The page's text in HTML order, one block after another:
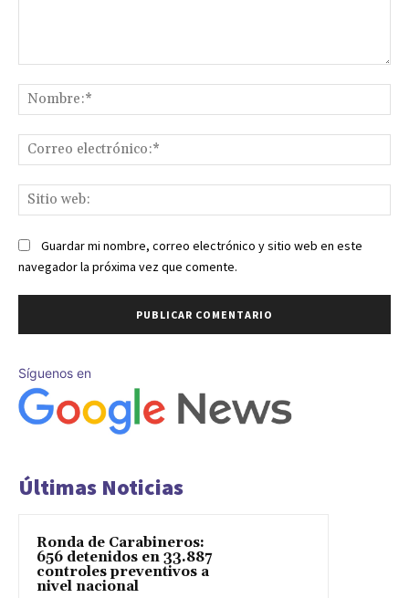
Guardar mi nombre, correo electrónico y sitio web en este
navegador la próxima vez que comente.
Síguenos en
Últimas Noticias
Ronda de Carabineros:
656 detenidos en 33.887
controles preventivos a
nivel nacional